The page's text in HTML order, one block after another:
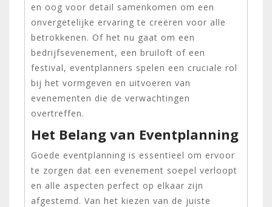
en oog voor detail samenkomen om een
onvergetelijke ervaring te creëren voor alle
betrokkenen. Of het nu gaat om een
bedrijfsevenement, een bruiloft of een
festival, eventplanners spelen een cruciale rol
bij het vormgeven en uitvoeren van
evenementen die de verwachtingen
overtreffen.
Het Belang van Eventplanning
Goede eventplanning is essentieel om ervoor
te zorgen dat een evenement soepel verloopt
en alle aspecten perfect op elkaar zijn
afgestemd. Van het kiezen van de juiste